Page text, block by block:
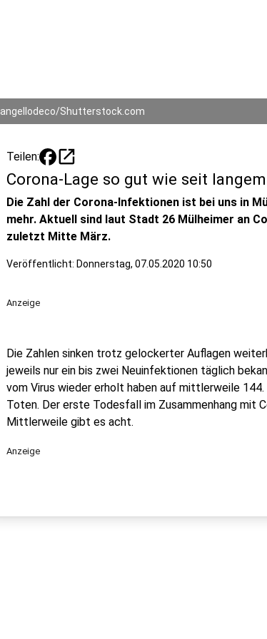
angellodeco/Shutterstock.com
Teilen: open_in_new
Corona-Lage so gut wie seit
Die Zahl der Corona-Infektionen ist bei uns in
mehr. Aktuell sind laut Stadt 26 Mülheimer an
zuletzt Mitte März.
Veröffentlicht: Donnerstag, 07.05.2020 10:50
Anzeige
Die Zahlen sinken trotz gelockerter Auflagen
jeweils nur ein bis zwei Neuinfektionen täglich
vom Virus wieder erholt haben auf mittlerweile
Toten. Der erste Todesfall im Zusammenhang mit
Mittlerweile gibt es acht.
Anzeige